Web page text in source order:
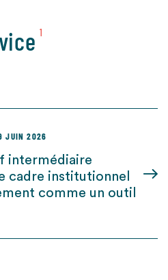
1
JUIN 2026
intermédiaire
cadre institutionnel
comme un outil